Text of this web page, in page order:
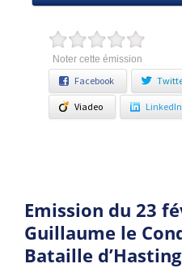
Noter cette émission
Facebook
Viadeo LinkedIn
Emission du 23
Guillaume le
Bataille